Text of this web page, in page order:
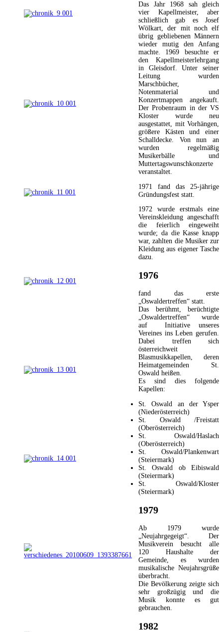
Das Jahr 1968 sah gleich
vier Kapellmeister, aber
schließlich gab es Josef
Wölkart, der mit noch elf
übrig gebliebenen Männern
wieder mutig den Anfang
machte. 1969 besuchte er
den Kapellmeisterlehrgang
in Gleisdorf. Unter seiner
Leitung wurden
Marschbücher,
Notenmaterial und
Konzertmappen angekauft.
Der Probenraum in der VS
Kloster wurde neu
ausgestattet, mit Vorhängen,
größere Kästen und einer
Schalldecke. Von nun an
wurden regelmäßig
Musikerbälle und
Muttertagswunschkonzerte
veranstaltet.
1971 fand das 25-jährige
Gründungsfest statt.
1972 wurde erstmals eine
Vereinskleidung angeschafft
die feierlich eingeweiht
wurde; da die Kasse knapp
war, zahlten die Musiker zur
Kleidung aus eigener Tasche
dazu.
1976
fand das erste
„Oswaldertreffen“ statt.
Das berühmt, berüchtigte
„Oswaldertreffen“ wurde
auf Initiative unseres
Vereines ins Leben gerufen.
Dabei treffen sich
österreichweit
Blasmusikkapellen, deren
Heimatgemeinden St.
Oswald heißen.
Es sind dies folgende
Kapellen:
St. Oswald an der Ysper
(Niederösterreich)
St. Oswald /Freistatt
(Oberösterreich)
St. Oswald/Haslach
(Oberösterreich)
St. Oswald/Plankenwart
(Steiermark)
St. Oswald ob Eibiswald
(Steiermark)
St. Oswald/Kloster
(Steiermark)
1979
Ab 1979 wurde
„Neujahrgegeigt“. Der
Musikverein besucht alle
120 Haushalte der
Gemeinde, es wurden
musikalische Neujahrsgrüße
überbracht.
Die Bevölkerung zeigte sich
sehr großzügig und die
Musik konnte es gut
gebrauchen.
1982